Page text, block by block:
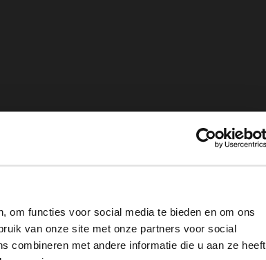
om functies voor social media te bieden en om ons
van onze site met onze partners voor social
combineren met andere informatie die u aan ze heeft
×
Would you like to